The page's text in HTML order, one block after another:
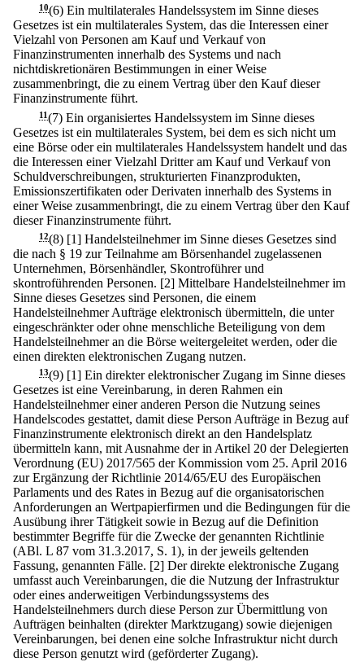
10(6) Ein multilaterales Handelssystem im Sinne dieses
Gesetzes ist ein multilaterales System, das die Interessen einer
Vielzahl von Personen am Kauf und Verkauf von
Finanzinstrumenten innerhalb des Systems und nach
nichtdiskretionären Bestimmungen in einer Weise
zusammenbringt, die zu einem Vertrag über den Kauf dieser
Finanzinstrumente führt.
11 (7) Ein organisiertes Handelssystem im Sinne dieses
Gesetzes ist ein multilaterales System, bei dem es sich nicht um
eine Börse oder ein multilaterales Handelssystem handelt und das
die Interessen einer Vielzahl Dritter am Kauf und Verkauf von
Schuldverschreibungen, strukturierten Finanzprodukten,
Emissionszertifikaten oder Derivaten innerhalb des Systems in
einer Weise zusammenbringt, die zu einem Vertrag über den Kauf
dieser Finanzinstrumente führt.
12(8) [1] Handelsteilnehmer im Sinne dieses Gesetzes sind
die nach § 19 zur Teilnahme am Börsenhandel zugelassenen
Unternehmen, Börsenhändler, Skontroführer und
skontroführenden Personen. [2] Mittelbare Handelsteilnehmer im
Sinne dieses Gesetzes sind Personen, die einem
Handelsteilnehmer Aufträge elektronisch übermitteln, die unter
eingeschränkter oder ohne menschliche Beteiligung von dem
Handelsteilnehmer an die Börse weitergeleitet werden, oder die
einen direkten elektronischen Zugang nutzen.
13(9) [1] Ein direkter elektronischer Zugang im Sinne dieses
Gesetzes ist eine Vereinbarung, in deren Rahmen ein
Handelsteilnehmer einer anderen Person die Nutzung seines
Handelscodes gestattet, damit diese Person Aufträge in Bezug auf
Finanzinstrumente elektronisch direkt an den Handelsplatz
übermitteln kann, mit Ausnahme der in Artikel 20 der Delegierten
Verordnung (EU) 2017/565 der Kommission vom 25. April 2016
zur Ergänzung der Richtlinie 2014/65/EU des Europäischen
Parlaments und des Rates in Bezug auf die organisatorischen
Anforderungen an Wertpapierfirmen und die Bedingungen für die
Ausübung ihrer Tätigkeit sowie in Bezug auf die Definition
bestimmter Begriffe für die Zwecke der genannten Richtlinie
(ABl. L 87 vom 31.3.2017, S. 1), in der jeweils geltenden
Fassung, genannten Fälle. [2] Der direkte elektronische Zugang
umfasst auch Vereinbarungen, die die Nutzung der Infrastruktur
oder eines anderweitigen Verbindungssystems des
Handelsteilnehmers durch diese Person zur Übermittlung von
Aufträgen beinhalten (direkter Marktzugang) sowie diejenigen
Vereinbarungen, bei denen eine solche Infrastruktur nicht durch
diese Person genutzt wird (geförderter Zugang).